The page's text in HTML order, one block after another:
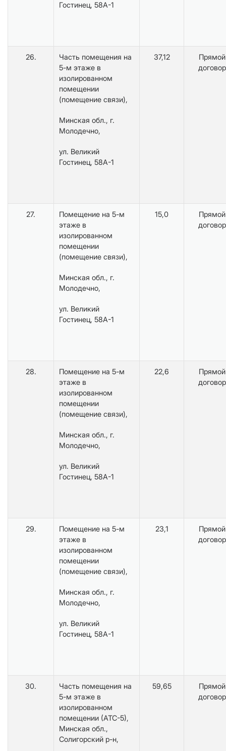
Гостинец, 58А-1
26.
Часть помещения на
5-м этаже в
изолированном
помещении
(помещение связи),
Минская обл., г.
Молодечно,
ул. Великий
Гостинец, 58А-1
37,12
Прямой
договор
27.
Помещение на 5-м
этаже в
изолированном
помещении
(помещение связи),
Минская обл., г.
Молодечно,
ул. Великий
Гостинец, 58А-1
15,0
Прямой
договор
28.
Помещение на 5-м
этаже в
изолированном
помещении
(помещение связи),
Минская обл., г.
Молодечно,
ул. Великий
Гостинец, 58А-1
22,6
Прямой
договор
29.
Помещение на 5-м
этаже в
изолированном
помещении
(помещение связи),
Минская обл., г.
Молодечно,
ул. Великий
Гостинец, 58А-1
23,1
Прямой
договор
30.
Часть помещения на
5-м этаже в
изолированном
помещении (АТС-5),
Минская обл.,
Солигорский р-н,
59,65
Прямой
договор